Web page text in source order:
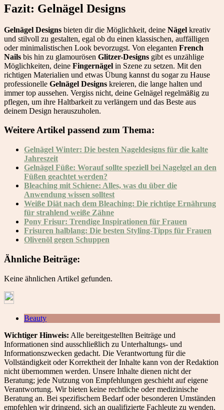
Fazit: Gelnägel Designs
Gelnägel Designs bieten dir die Möglichkeit, deine Nägel kreativ
und stilvoll zu gestalten, egal ob du einen klassischen, auffälligen
oder minimalistischen Look bevorzugst. Von eleganten French
Nails bis hin zu glamourösen Glitzer-Designs gibt es unzählige
Möglichkeiten, deine Fingernägel in Szene zu setzen. Mit den
richtigen Materialien und etwas Übung kannst du sogar zu Hause
professionelle Gelnägel Designs kreieren, die lange halten und
immer top aussehen. Vergiss nicht, deine Gelnägel regelmäßig zu
pflegen, um ihre Haltbarkeit zu verlängern und das Beste aus
deinem Design herauszuholen.
Weitere Artikel passend zum Thema:
Gelnägel Winter: Die besten Nageldesigns für die kalte
Jahreszeit
Gelnägel Füße: Worauf sollte speziell bei Nagelgel an den
Füßen geachtet werden?
Bleaching mit Schiene: Alles, was du über die
Anwendung wissen solltest
Weiße Diät nach dem Bleaching: Die richtige Ernährung
für strahlend weiße Zähne
Pony Frisur: Trendige Inspirationen für Frauen
Frisuren halblang: Die besten Styling-Tipps für Frauen
Olivenöl gegen Schuppen
Ähnliche Beiträge:
Keine ähnlichen Artikel gefunden.
Beauty
Wichtiger Hinweis: Alle bereitgestellten Beiträge und
Informationen sind ausschließlich zu Unterhaltungs- und
Informationszwecken gedacht. Die Verantwortung für die
Vollständigkeit oder Korrektheit der Inhalte kann von der Redaktion
nicht übernommen werden. Unsere Inhalte dienen nicht der
Beratung; jede Nutzung von Empfehlungen geschieht auf eigene
Verantwortung. Wir bieten keine rechtliche oder medizinische
Beratung an. Bei spezifischem Bedarf oder besonderen Umständen
empfehlen wir dringend, sich an qualifizierte Fachleute zu wenden.